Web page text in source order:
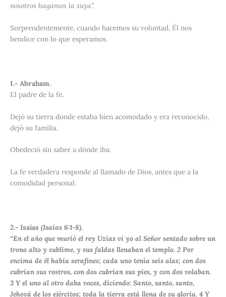
nosotros hagamos la suya”.
Sorprendentemente, cuando hacemos su voluntad, Él nos
bendice con lo que esperamos.
1.- Abraham.
El padre de la fe.
Dejó su tierra donde estaba bien acomodado y era reconocido,
dejó su familia.
Obedeció sin saber a dónde iba.
La fe verdadera responde al llamado de Dios, antes que a la
comodidad personal.
2.- Isaías (Isaías 6:1-8).
“En el año que murió el rey Uzías vi yo al Señor sentado sobre un
trono alto y sublime, y sus faldas llenaban el templo. 2 Por
encima de él había serafines; cada uno tenía seis alas; con dos
cubrían sus rostros, con dos cubrían sus pies, y con dos volaban.
3 Y el uno al otro daba voces, diciendo: Santo, santo, santo,
Jehová de los ejércitos; toda la tierra está llena de su gloria. 4 Y